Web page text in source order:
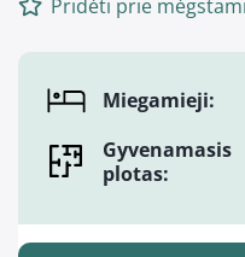
Pridėti prie
Miegamieji:
Gyvenamasis
plotas: